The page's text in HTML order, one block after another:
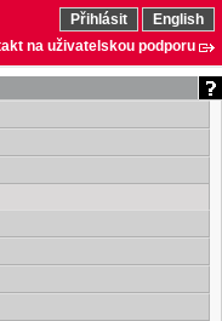
Přihlásit
English
na uživatelskou podporu